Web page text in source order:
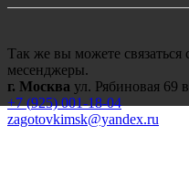
Так же вы можете связаться
месенджеры.
г. Москва ул. Рябиновая 69
+7 (925) 001-18-04
zagotovkimsk@yandex.ru